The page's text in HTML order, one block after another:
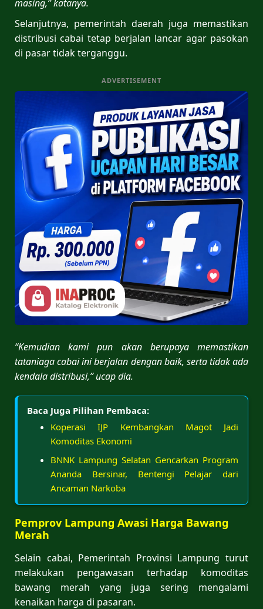
masing,” katanya.
Selanjutnya, pemerintah daerah juga memastikan
distribusi cabai tetap berjalan lancar agar pasokan
di pasar tidak terganggu.
ADVERTISEMENT
“Kemudian kami pun akan berupaya memastikan
tataniaga cabai ini berjalan dengan baik, serta tidak ada
kendala distribusi,” ucap dia.
Baca Juga Pilihan Pembaca:
Koperasi IJP Kembangkan Magot Jadi
Komoditas Ekonomi
BNNK Lampung Selatan Gencarkan Program
Ananda Bersinar, Bentengi Pelajar dari
Ancaman Narkoba
Pemprov Lampung Awasi Harga Bawang
Merah
Selain cabai, Pemerintah Provinsi Lampung turut
melakukan pengawasan terhadap komoditas
bawang merah yang juga sering mengalami
kenaikan harga di pasaran.